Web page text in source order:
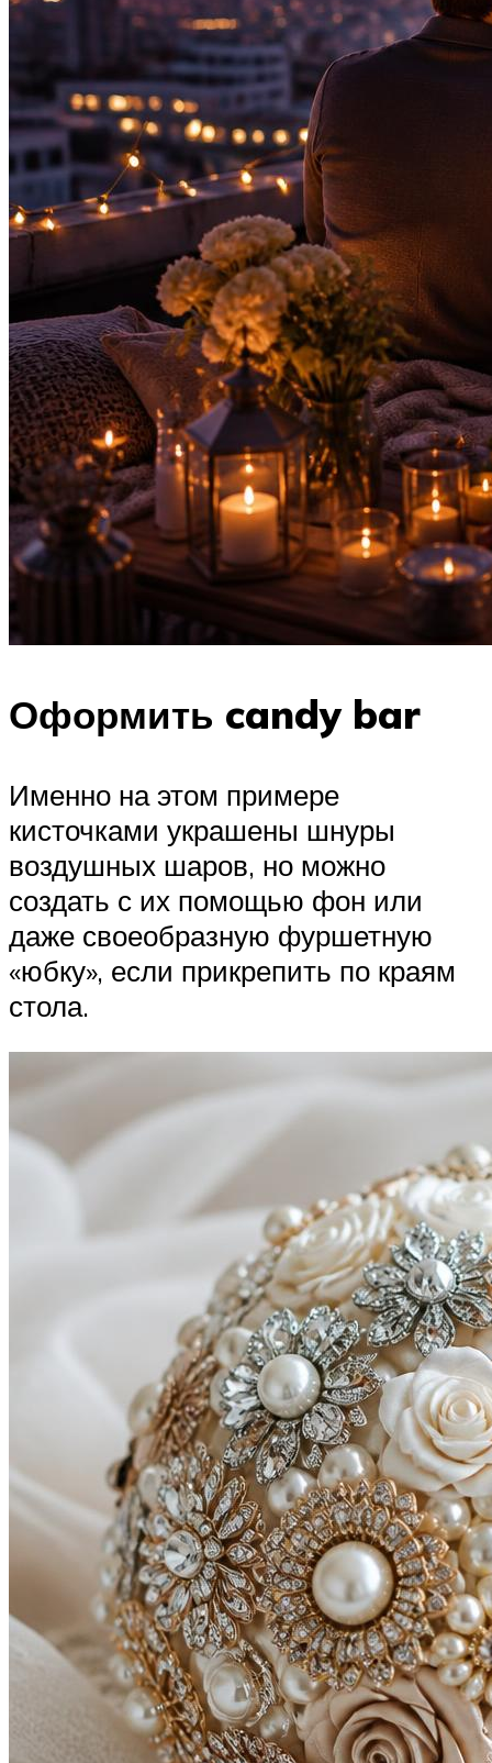
Оформить candy bar
Именно на этом примере
кисточками украшены шнуры
воздушных шаров, но можно
создать с их помощью фон или
даже своеобразную фуршетную
«юбку», если прикрепить по краям
стола.